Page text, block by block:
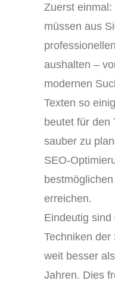
Zuerst einmal:
müssen aus
aushalten –
modernen
Texten so
beutet für den
sauber zu
SEO-
erreichen.
Eindeutig sind
Techniken
weit besser
Jahren. Dies